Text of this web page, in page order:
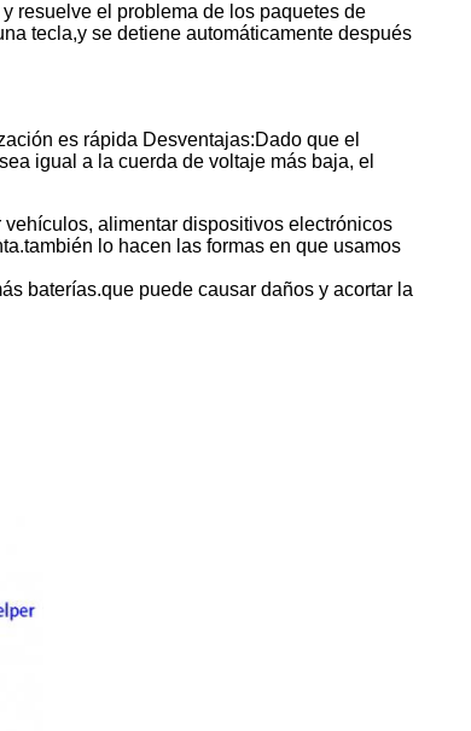
resuelve el problema de los paquetes de
tecla,y se detiene automáticamente después
es rápida Desventajas:Dado que el
igual a la cuerda de voltaje más baja, el
alimentar dispositivos electrónicos
lo hacen las formas en que usamos
baterías.que puede causar daños y acortar la